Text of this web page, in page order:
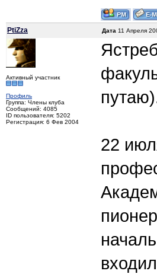
PtiZza Дата 11 Апреля
Активный участник
Профиль
Группа: Члены клуба
Сообщений: 4085
ID пользователя: 5202
Регистрация: 6 Фев 2004
22